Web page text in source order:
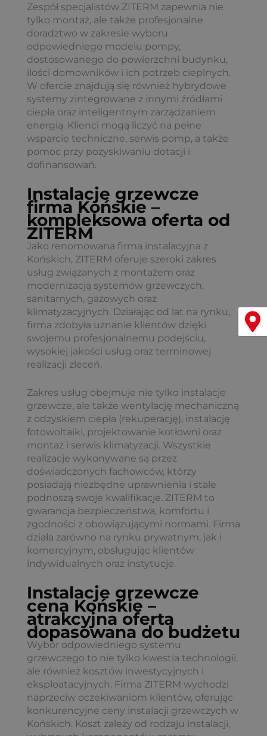
Zespół specjalistów ZITERM zapewnia nie
tylko montaż, ale także profesjonalne
doradztwo w zakresie wyboru
odpowiedniego modelu pompy,
dostosowanego do powierzchni budynku,
ilości domowników i ich potrzeb cieplnych.
W ofercie znajdują się również hybrydowe
systemy zintegrowane z innymi źródłami
ciepła oraz inteligentnym zarządzaniem
energią. Klienci mogą liczyć na pełne
wsparcie techniczne, serwis pomp, a także
pomoc przy pozyskiwaniu dotacji i
dofinansowań.
Instalacje grzewcze
firma Końskie –
kompleksowa oferta od
ZITERM
Jako renomowana firma instalacyjna z
Końskich, ZITERM oferuje szeroki zakres
usług związanych z montażem oraz
modernizacją systemów grzewczych,
sanitarnych, gazowych oraz
klimatyzacyjnych. Działając od lat na rynku,
firma zdobyła uznanie klientów dzięki
swojemu profesjonalnemu podejściu,
wysokiej jakości usług oraz terminowej
realizacji zleceń.
Zakres usług obejmuje nie tylko instalacje
grzewcze, ale także wentylację mechaniczną
z odzyskiem ciepła (rekuperację), instalację
fotowoltaiki, projektowanie kotłowni oraz
montaż i serwis klimatyzacji. Wszystkie
realizacje wykonywane są przez
doświadczonych fachowców, którzy
posiadają niezbędne uprawnienia i stale
podnoszą swoje kwalifikacje. ZITERM to
gwarancja bezpieczeństwa, komfortu i
zgodności z obowiązującymi normami. Firma
działa zarówno na rynku prywatnym, jak i
komercyjnym, obsługując klientów
indywidualnych oraz instytucje.
Instalacje grzewcze
cena Końskie –
atrakcyjna oferta
dopasowana do budżetu
Wybór odpowiedniego systemu
grzewczego to nie tylko kwestia technologii,
ale również kosztów inwestycyjnych i
eksploatacyjnych. Firma ZITERM wychodzi
naprzeciw oczekiwaniom klientów, oferując
konkurencyjne ceny instalacji grzewczych w
Końskich. Koszt zależy od rodzaju instalacji,
Menu